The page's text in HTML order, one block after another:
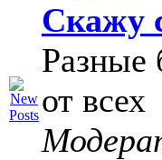
Скажу
Разные
от всех